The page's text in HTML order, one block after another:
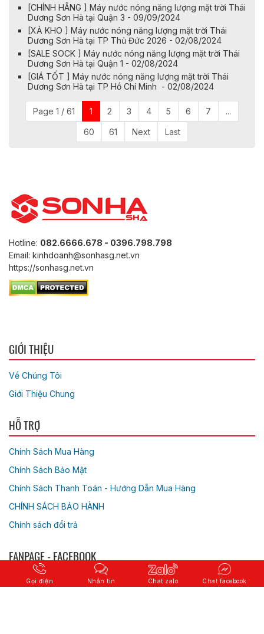
[CHÍNH HÃNG ] Máy nước nóng năng lượng mặt trời Thái
Dương Sơn Hà tại Quận 3 - 09/09/2024
[XẢ KHO ] Máy nước nóng năng lượng mặt trời Thái
Dương Sơn Hà tại TP Thủ Đức 2026 - 02/08/2024
[SALE SOCK ] Máy nước nóng năng lượng mặt trời Thái
Dương Sơn Hà tại Quận 1 - 02/08/2024
[GIÁ TỐT ] Máy nước nóng năng lượng mặt trời Thái
Dương Sơn Hà tại TP Hồ Chí Minh - 02/08/2024
Page 1 / 61 1 2 3 4 5 6 7 ...
60 61 Next Last
Hotline: 082.6666.678 - 0396.798.798
Email: kinhdoanh@sonhasg.net.vn
https://sonhasg.net.vn
GIỚI THIỆU
Về Chúng Tôi
Giới Thiệu Chung
HỖ TRỢ
Chính Sách Mua Hàng
Chính Sách Bảo Mật
Chính Sách Thanh Toán - Hướng Dẫn Mua Hàng
CHÍNH SÁCH BẢO HÀNH
Chính sách đổi trả
FANPAGE - FACEBOOK
Gọi điện Nhắn tin Chat zalo Chat facebook